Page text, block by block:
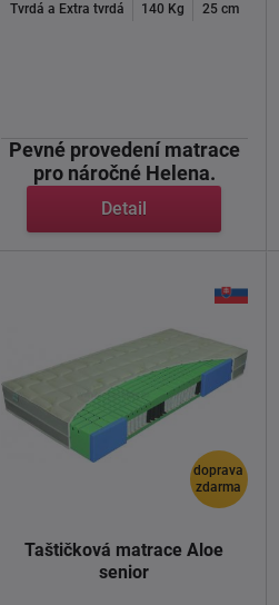
Tvrdá a Extra tvrdá 140 Kg 25 cm
Pevné provedení matrace
pro náročné Helena.
Helena je bytelná ...
Detail
doprava
zdarma
Taštičková matrace Aloe
senior